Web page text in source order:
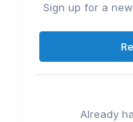
Sign up for a
Already